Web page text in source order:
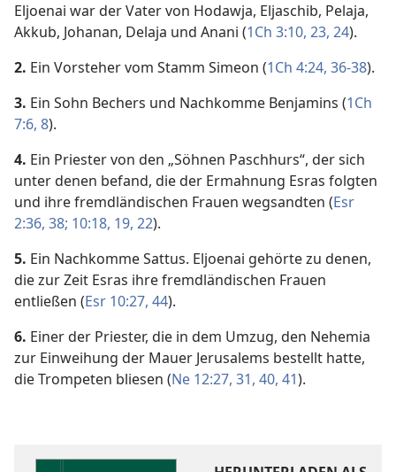
Eljoenai war der Vater von Hodawja, Eljaschib, Pelaja,
Akkub, Johanan, Delaja und Anani (1Ch 3:10, 23, 24).
2. Ein Vorsteher vom Stamm Simeon (1Ch 4:24, 36-38).
3. Ein Sohn Bechers und Nachkomme Benjamins (1Ch
7:6, 8).
4. Ein Priester von den „Söhnen Paschhurs“, der sich
unter denen befand, die der Ermahnung Esras folgten
und ihre fremdländischen Frauen wegsandten (Esr
2:36, 38; 10:18, 19, 22).
5. Ein Nachkomme Sattus. Eljoenai gehörte zu denen,
die zur Zeit Esras ihre fremdländischen Frauen
entließen (Esr 10:27, 44).
6. Einer der Priester, die in dem Umzug, den Nehemia
zur Einweihung der Mauer Jerusalems bestellt hatte,
die Trompeten bliesen (Ne 12:27, 31, 40, 41).